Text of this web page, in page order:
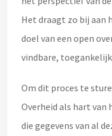
Het draagt zo bij aan
doel van een open
vindbare,
Om dit proces te
Overheid als hart van
die gegevens van al